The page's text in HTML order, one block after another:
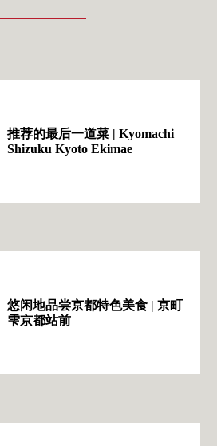
推荐的最后一道菜 | Kyomachi
Shizuku Kyoto Ekimae
悠闲地品尝京都特色美食 | 京町
雫京都站前